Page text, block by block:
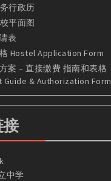
行政历
平面图
表
Hostel Application Form
案 – 直接缴费 指南和表格
Guide & Authorization Form
中学